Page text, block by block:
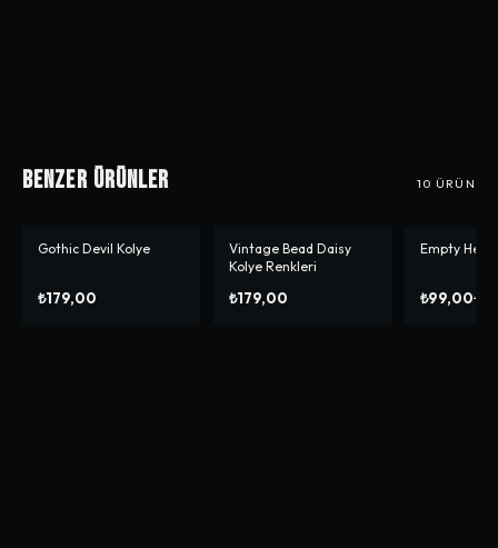
Benzer Ürünler 10 ÜRÜN
Gothic Devil Kolye
₺179,00
Vintage Bead Daisy
Kolye Renkleri
₺179,00
-%50
Empty
₺99,00